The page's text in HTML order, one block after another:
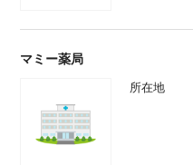
マミー薬局
所在地